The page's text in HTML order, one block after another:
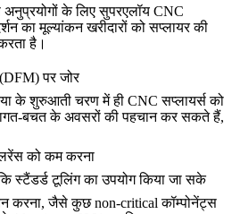
के लिए सुपरएलॉय CNC
का मूल्यांकन खरीदारों को सप्लायर की
है।
पर जोर
के शुरुआती चरण में ही CNC सप्लायर्स को
बचत के अवसरों की पहचान कर सकते हैं,
को कम करना
स्टैंडर्ड टूलिंग का उपयोग किया जा सके
करना, जैसे कुछ non-critical कॉम्पोनेंट्स